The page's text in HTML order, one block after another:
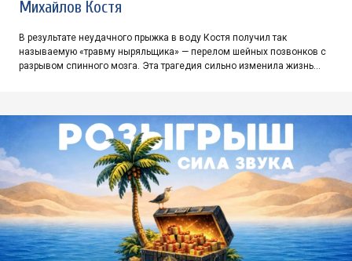
Михайлов Костя
В результате неудачного прыжка в воду Костя получил так
называемую «травму ныряльщика» — перелом шейных позвонков с
разрывом спинного мозга. Эта трагедия сильно изменила жизнь…